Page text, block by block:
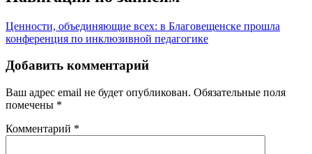
Ценности, объединяющие всех: в Благовещенске прошла
конференция по инклюзивной педагогике
Добавить комментарий
Ваш адрес email не будет опубликован. Обязательные поля
помечены *
Комментарий *